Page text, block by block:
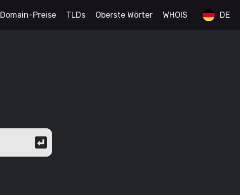
DE
Domain-Preise TLDs Oberste Wörter WHOIS